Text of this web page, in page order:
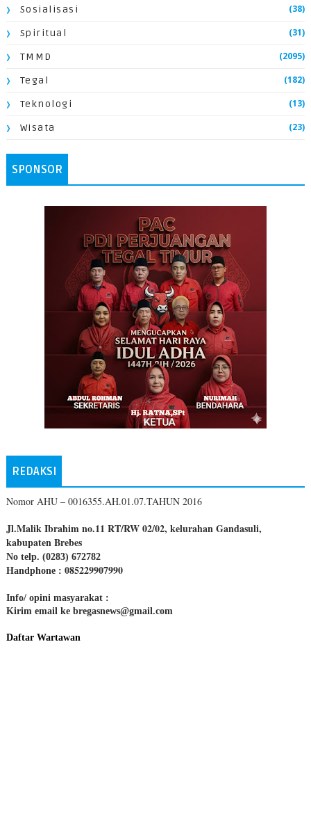
Sosialisasi (38)
Spiritual (31)
TMMD (2095)
Tegal (182)
Teknologi (13)
Wisata (23)
SPONSOR
REDAKSI
Nomor AHU – 0016355.AH.01.07.TAHUN 2016
Jl.Malik Ibrahim no.11 RT/RW 02/02, kelurahan Gandasuli,
kabupaten Brebes
No telp. (0283) 672782
Handphone : 085229907990
Info/ opini masyarakat :
Kirim email ke bregasnews@gmail.com
Daftar Wartawan